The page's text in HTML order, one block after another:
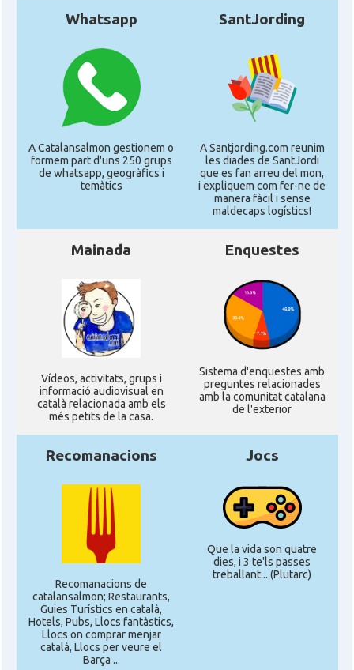
Whatsapp
A Catalansalmon gestionem o
formem part d'uns 250 grups
de whatsapp, geogràfics i
temàtics
SantJording
A Santjording.com reunim
les diades de SantJordi
que es fan arreu del mon,
i expliquem com fer-ne de
manera fàcil i sense
maldecaps logí­stics!
Mainada
Ví­deos, activitats, grups i
informació audiovisual en
català relacionada amb els
més petits de la casa.
Enquestes
Sistema d'enquestes amb
preguntes relacionades
amb la comunitat catalana
de l'exterior
Recomanacions
Recomanacions de
catalansalmon; Restaurants,
Guies Turístics en català,
Hotels, Pubs, Llocs fantàstics,
Llocs on comprar menjar
català, Llocs per veure el
Barça ...
Jocs
Que la vida son quatre
dies, i 3 te'ls passes
treballant... (Plutarc)